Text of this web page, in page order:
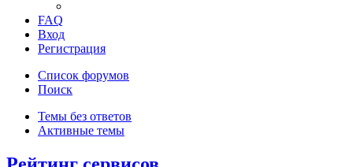
FAQ
Вход
Регистрация
Список форумов
Поиск
Темы без ответов
Активные темы